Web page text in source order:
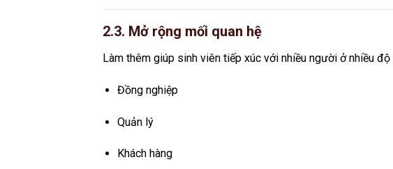
2.3. Mở rộng mối quan hệ
Làm thêm giúp sinh viên tiếp xúc với nhiều người ở nhiều
Đồng nghiệp
Quản lý
Khách hàng